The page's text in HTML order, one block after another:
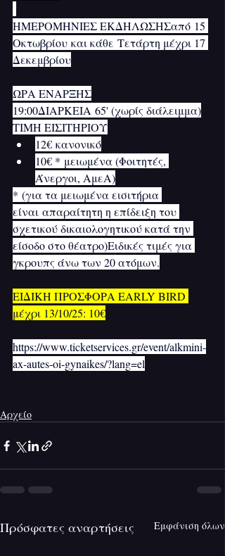
ΗΜΕΡΟΜΗΝΙΕΣ ΕΚΔΗΛΩΣΗΣαπό 15
Οκτωβρίου και κάθε Τετάρτη μέχρι 17
Δεκεμβρίου
ΩΡΑ ΕΝΑΡΞΗΣ
19:00ΔΙΑΡΚΕΙΑ 65' (χωρίς διάλειμμα)
ΤΙΜΗ ΕΙΣΙΤΗΡΙΟΥ
12€ κανονικό
10€ * μειωμένα (Φοιτητές,
Άνεργοι, ΑμεΑ)
* (για τα μειωμένα εισιτήρια
είναι απαραίτητη η επίδειξη του
σχετικού δικαιολογητικού κατά την
είσοδο στο θέατρο)Ειδικές τιμές για
γκρουπς άνω των 20 ατόμων.
ΕΙΔΙΚΗ ΠΡΟΣΦΟΡΑ EARLY BIRD
μέχρι 13/10/25: 10€
https://www.ticketservices.gr/event/alkmini-
ax-autes-oi-gynaikes/?lang=el
Αρχείο
Πρόσφατες αναρτήσεις Εμφάνιση όλων